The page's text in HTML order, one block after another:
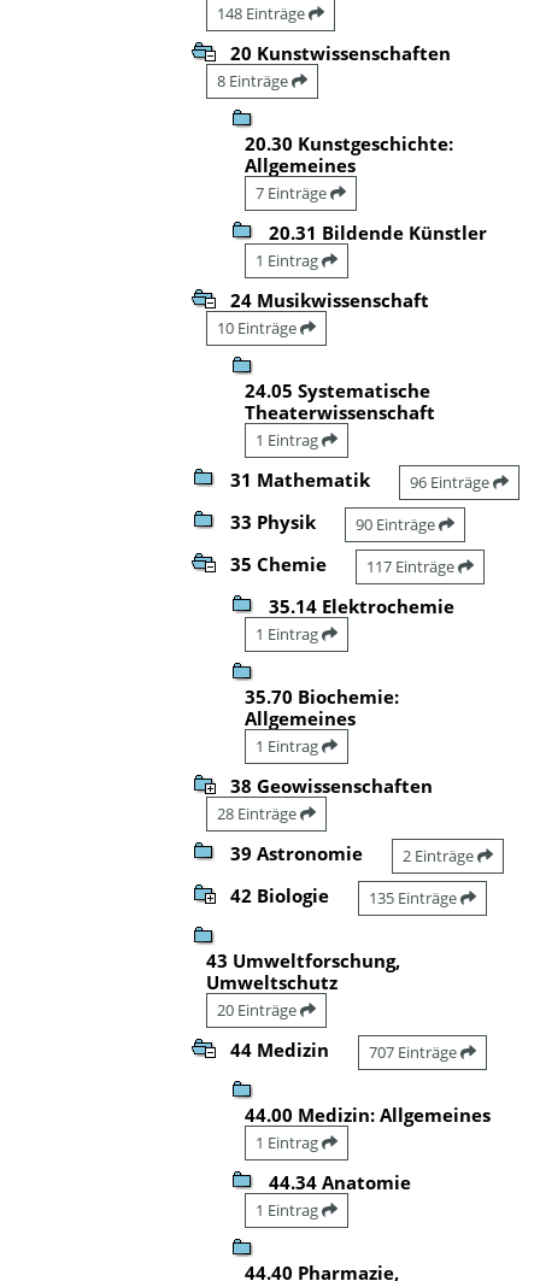
148 Einträge
20 Kunstwissenschaften
8 Einträge
20.30 Kunstgeschichte:
Allgemeines
7 Einträge
20.31 Bildende Künstler
1 Eintrag
24 Musikwissenschaft
10 Einträge
24.05 Systematische
Theaterwissenschaft
1 Eintrag
31 Mathematik 96 Einträge
33 Physik 90 Einträge
35 Chemie 117 Einträge
35.14 Elektrochemie
1 Eintrag
35.70 Biochemie:
Allgemeines
1 Eintrag
38 Geowissenschaften
28 Einträge
39 Astronomie 2 Einträge
42 Biologie 135 Einträge
43 Umweltforschung,
Umweltschutz
20 Einträge
44 Medizin 707 Einträge
44.00 Medizin: Allgemeines
1 Eintrag
44.34 Anatomie
1 Eintrag
44.40 Pharmazie,